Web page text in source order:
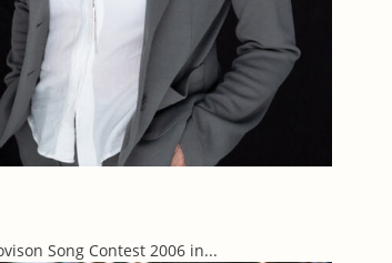
Song Contest 2006 in...